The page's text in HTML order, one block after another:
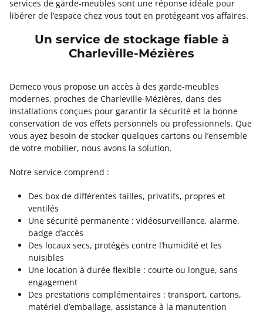
services de garde-meubles sont une réponse idéale pour
libérer de l’espace chez vous tout en protégeant vos affaires.
Un service de stockage fiable à
Charleville-Mézières
Demeco vous propose un accès à des garde-meubles
modernes, proches de Charleville-Mézières, dans des
installations conçues pour garantir la sécurité et la bonne
conservation de vos effets personnels ou professionnels. Que
vous ayez besoin de stocker quelques cartons ou l’ensemble
de votre mobilier, nous avons la solution.
Notre service comprend :
Des box de différentes tailles, privatifs, propres et
ventilés
Une sécurité permanente : vidéosurveillance, alarme,
badge d’accès
Des locaux secs, protégés contre l’humidité et les
nuisibles
Une location à durée flexible : courte ou longue, sans
engagement
Des prestations complémentaires : transport, cartons,
matériel d’emballage, assistance à la manutention